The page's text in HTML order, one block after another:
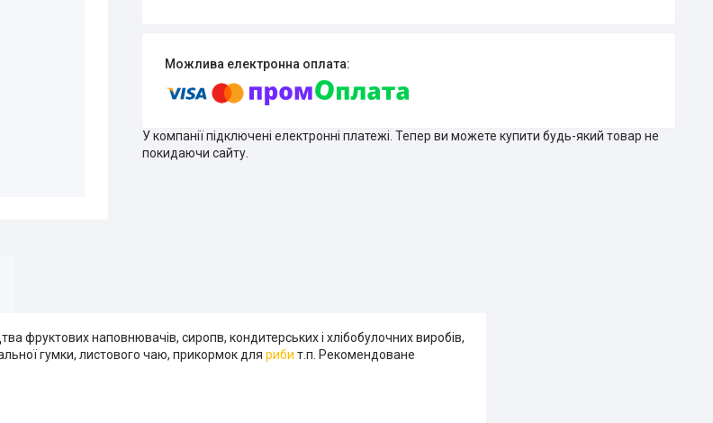
У компанії підключені електронні платежі. Тепер ви можете купити будь-який товар не
покидаючи сайту.
фруктових наповнювачів, сиропв, кондитерських і хлібобулочних виробів,
гумки, листового чаю, прикормок для риби т.п. Рекомендоване